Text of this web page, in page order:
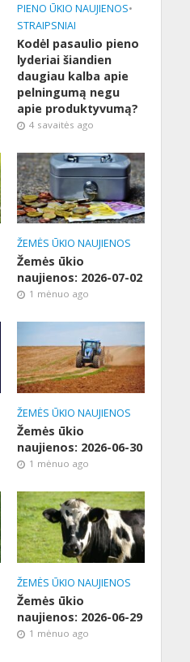
PIENO ŪKIO NAUJIENOS•
STRAIPSNIAI
Kodėl pasaulio pieno
lyderiai šiandien
daugiau kalba apie
pelningumą negu
apie produktyvumą?
4 savaitės ago
ŽEMĖS ŪKIO NAUJIENOS
Žemės ūkio
naujienos: 2026-07-02
1 mėnuo ago
ŽEMĖS ŪKIO NAUJIENOS
Žemės ūkio
naujienos: 2026-06-30
1 mėnuo ago
ŽEMĖS ŪKIO NAUJIENOS
Žemės ūkio
naujienos: 2026-06-29
1 mėnuo ago